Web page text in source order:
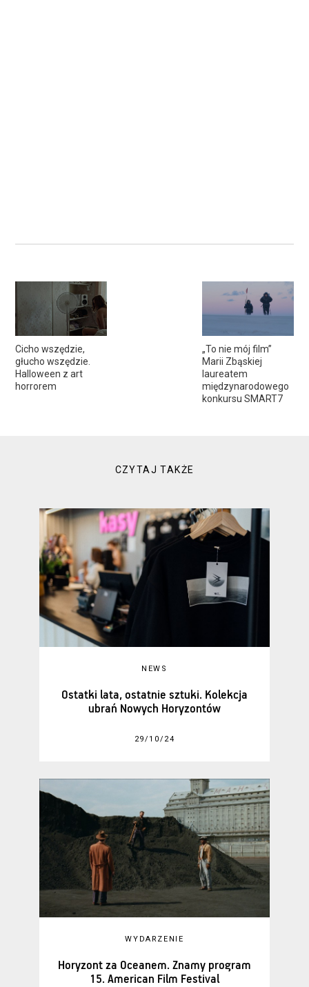
Cicho wszędzie,
głucho wszędzie.
Halloween z art
horrorem
„To nie mój film”
Marii Zbąskiej
laureatem
międzynarodowego
konkursu SMART7
CZYTAJ TAKŻE
NEWS
Ostatki lata, ostatnie sztuki. Kolekcja
ubrań Nowych Horyzontów
29/10/24
WYDARZENIE
Horyzont za Oceanem. Znamy program
15. American Film Festival